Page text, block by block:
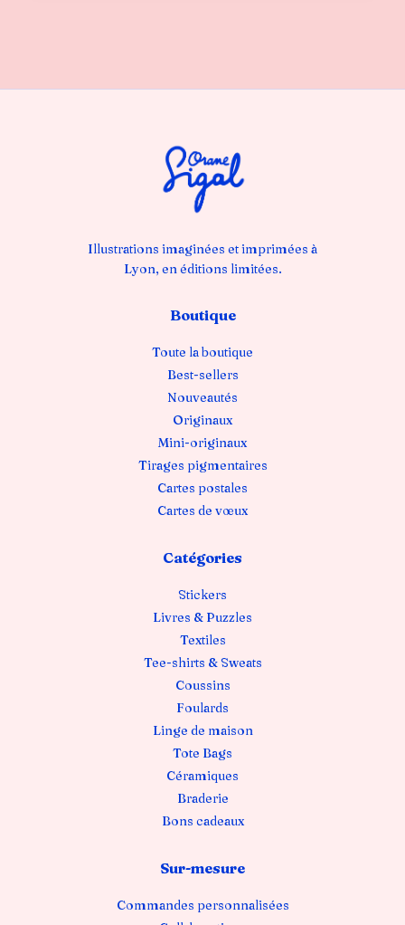
Illustrations imaginées et imprimées à
Lyon, en éditions limitées.
Boutique
Toute la boutique
Best-sellers
Nouveautés
Originaux
Mini-originaux
Tirages pigmentaires
Cartes postales
Cartes de vœux
Catégories
Stickers
Livres & Puzzles
Textiles
Tee-shirts & Sweats
Coussins
Foulards
Linge de maison
Tote Bags
Céramiques
Braderie
Bons cadeaux
Sur-mesure
Commandes personnalisées